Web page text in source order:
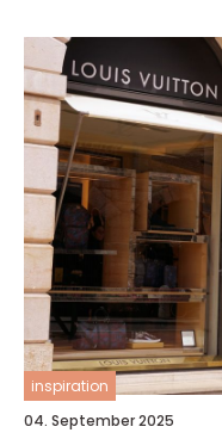
inspiration
04. September 2025